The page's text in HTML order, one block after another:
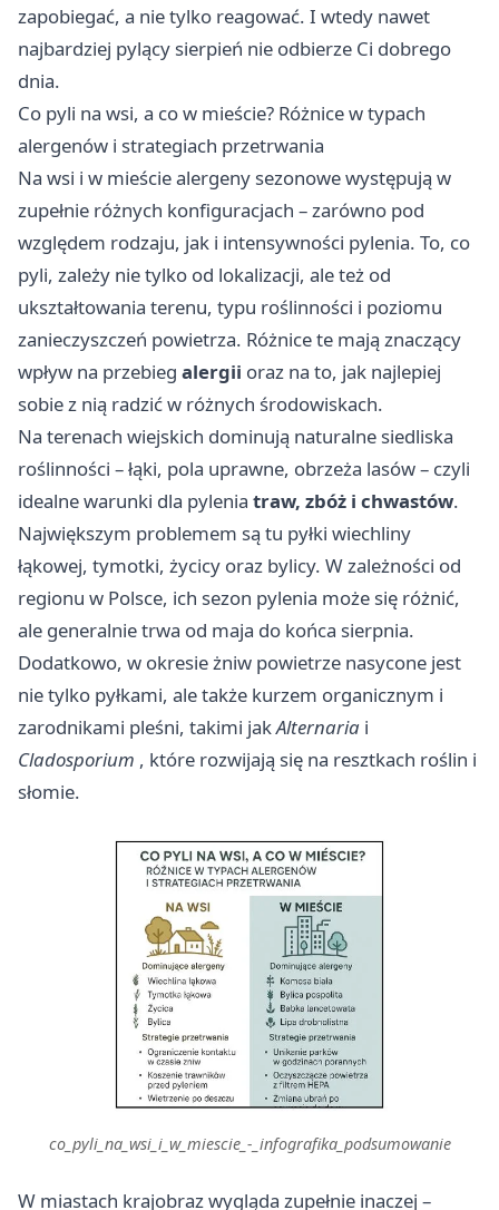
zapobiegać, a nie tylko reagować. I wtedy nawet
najbardziej pylący sierpień nie odbierze Ci dobrego
dnia.
Co pyli na wsi, a co w mieście? Różnice w typach
alergenów i strategiach przetrwania
Na wsi i w mieście alergeny sezonowe występują w
zupełnie różnych konfiguracjach – zarówno pod
względem rodzaju, jak i intensywności pylenia. To, co
pyli, zależy nie tylko od lokalizacji, ale też od
ukształtowania terenu, typu roślinności i poziomu
zanieczyszczeń powietrza. Różnice te mają znaczący
wpływ na przebieg alergii oraz na to, jak najlepiej
sobie z nią radzić w różnych środowiskach.
Na terenach wiejskich dominują naturalne siedliska
roślinności – łąki, pola uprawne, obrzeża lasów – czyli
idealne warunki dla pylenia traw, zbóż i chwastów.
Największym problemem są tu pyłki wiechliny
łąkowej, tymotki, życicy oraz bylicy. W zależności od
regionu w Polsce, ich sezon pylenia może się różnić,
ale generalnie trwa od maja do końca sierpnia.
Dodatkowo, w okresie żniw powietrze nasycone jest
nie tylko pyłkami, ale także kurzem organicznym i
zarodnikami pleśni, takimi jakAlternaria i
Cladosporium , które rozwijają się na resztkach roślin i
słomie.
co_pyli_na_wsi_i_w_miescie_-_infografika_podsumowanie
W miastach krajobraz wygląda zupełnie inaczej –